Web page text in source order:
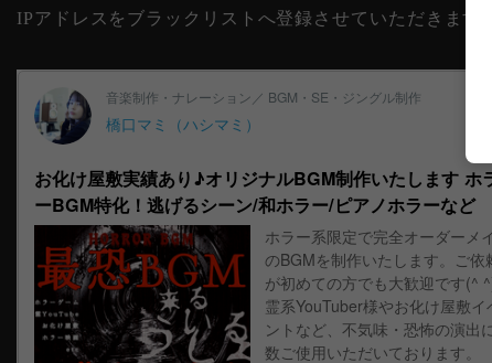
IPアドレスをブラックリストへ登録させていただきます。